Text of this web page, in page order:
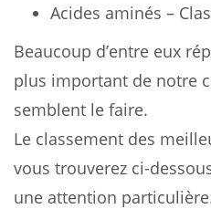
Acides aminés –
Beaucoup d’entre eux
plus important de notre
semblent le faire.
Le classement des
vous trouverez ci-
une attention